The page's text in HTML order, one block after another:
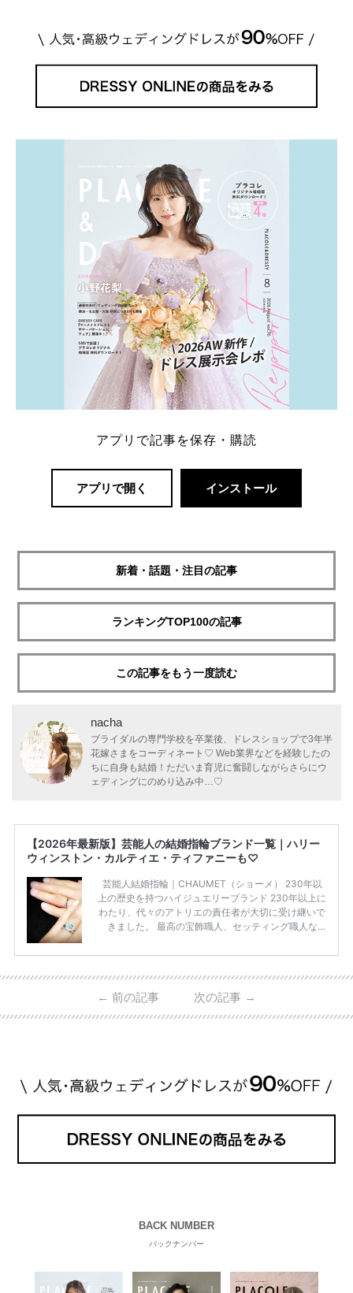
アプリで記事を保存・購読
アプリで開く インストール
新着・話題・注目の記事
ランキングTOP100の記事
この記事をもう一度読む
nacha
ブライダルの専門学校を卒業後、ドレスショップで3年半
花嫁さまをコーディネート♡ Web業界などを経験したの
ちに自身も結婚！ただいま育児に奮闘しながらさらにウ
ェディングにのめり込み中…♡
【2026年最新版】芸能人の結婚指輪ブランド一覧｜ハリー
ウィンストン・カルティエ・ティファニーも♡
芸能人結婚指輪｜CHAUMET（ショーメ） 230年以
上の歴史を持つハイジュエリーブランド 230年以上に
わたり、代々のアトリエの責任者が大切に受け継いで
きました。 最高の宝飾職人、セッティング職人な
高品質の宝石を扱っています。 至高のデザインと品
ん・魔裟斗さんの婚約指輪 魔裟斗さんが矢沢さんに
贈られた指輪は1カラットのものです。 ショーメの価
← 前の記事 次の記事 →
BACK NUMBER
バックナンバー